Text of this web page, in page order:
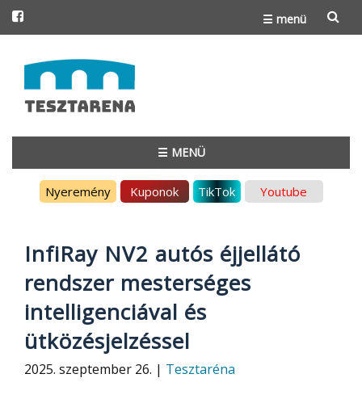
☰ menü
to
content
☰ MENÜ
Nyeremény Kuponok TikTok Youtube
InfiRay NV2 autós éjjellátó
rendszer mesterséges
intelligenciával és
ütközésjelzéssel
2025. szeptember 26. | Tesztaréna